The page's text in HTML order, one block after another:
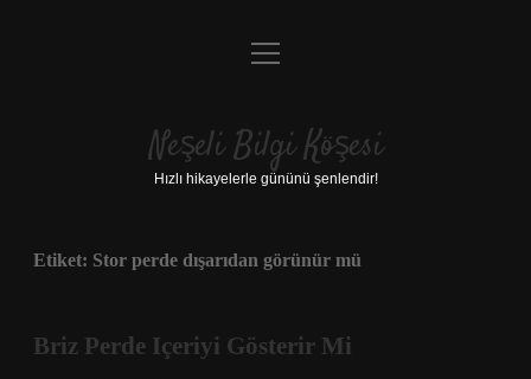
Anasayfa
Yasal Uyarı
menüyü
Neşeli Bilgi Köşesi
Hızlı hikayelerle gününü şenlendir!
Etiket: Stor perde dışarıdan görünür mü
Briz Perde Içeriyi Gösterir Mi